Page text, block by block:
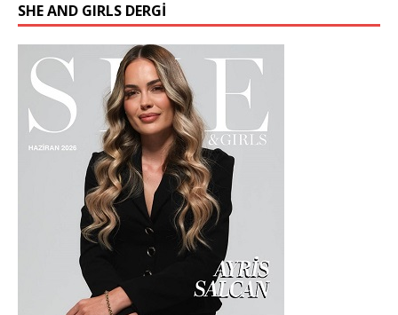
SHE AND GIRLS DERGİ